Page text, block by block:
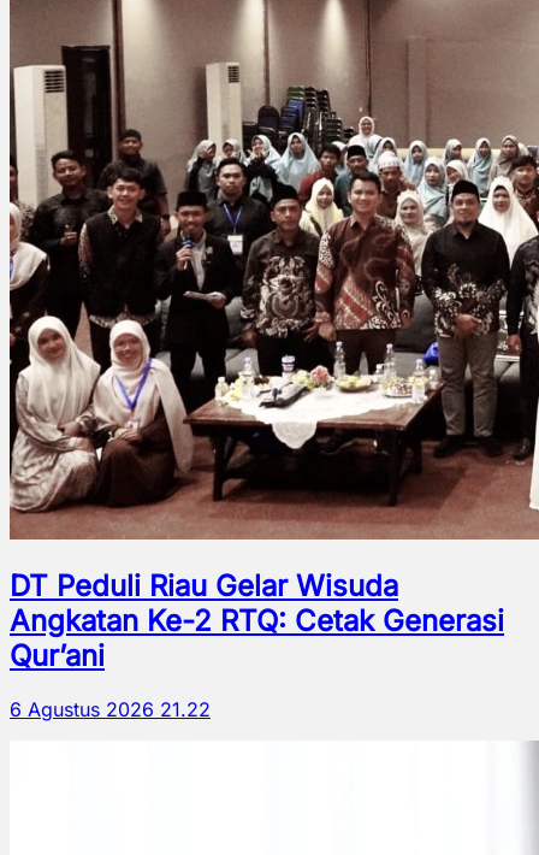
DT Peduli Riau Gelar Wisuda
Angkatan Ke-2 RTQ: Cetak Generasi
Qur’ani
6 Agustus 2026 21.22